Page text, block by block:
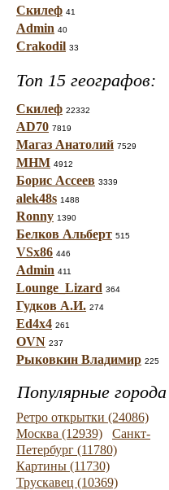
Скилеф 41
Admin 40
Crakodil 33
Топ 15 географов:
Скилеф 22332
AD70 7819
Магаз Анатолий 7529
МНМ 4912
Борис Ассеев 3339
alek48s 1488
Ronny 1390
Белков Альберт 515
VSx86 446
Admin 411
Lounge_Lizard 364
Гудков А.И. 274
Ed4x4 261
OVN 237
Рыковкин Владимир 225
Популярные города
Ретро открытки (24086)
Москва (12939)
Санкт-
Петербург (11780)
Картины (11730)
Трускавец (10369)